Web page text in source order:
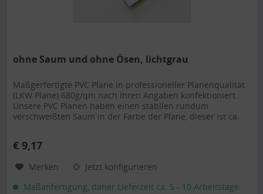
ohne Saum und ohne Ösen, lichtgrau
Maßgerfertigte PVC Plane in professioneller Planenqualität
(LKW Plane) 680g/qm nach Ihren Angaben konfektioniert.
Unsere PVC Planen haben einen stabilen rundum
verschweißten Saum in der Farbe der Plane, dieser ist ca.
Die PVC Plane ist UV-stabilisiert und somit...
€ 9,17
Merken
Jetzt konfigurieren
Maßanfertigung, daher Lieferzeit ca. 5 - 10 Arbeitstage